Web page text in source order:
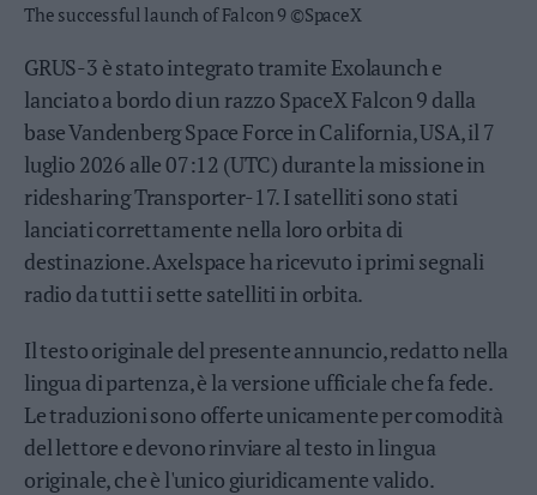
Fassa
–
Rendena
Alto
Adige
Südtirol
Dolomiti
Newsletter
Bazar
Casa
The successful launch of Falcon 9 ©SpaceX
GRUS-3 è stato integrato tramite Exolaunch e
lanciato a bordo di un razzo SpaceX Falcon 9 dalla
base Vandenberg Space Force in California, USA, il 7
luglio 2026 alle 07:12 (UTC) durante la missione in
ridesharing Transporter-17. I satelliti sono stati
lanciati correttamente nella loro orbita di
destinazione. Axelspace ha ricevuto i primi segnali
radio da tutti i sette satelliti in orbita.
Il testo originale del presente annuncio, redatto nella
lingua di partenza, è la versione ufficiale che fa fede.
Le traduzioni sono offerte unicamente per comodità
del lettore e devono rinviare al testo in lingua
originale, che è l'unico giuridicamente valido.